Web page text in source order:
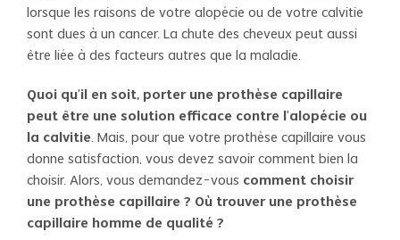
lorsque les raisons de votre alopécie ou de votre calvitie
sont dues à un cancer. La chute des cheveux peut aussi
être liée à des facteurs autres que la maladie.
Quoi qu’il en soit, porter une prothèse capillaire
peut être une solution efficace contre l’alopécie ou
la calvitie. Mais, pour que votre prothèse capillaire vous
donne satisfaction, vous devez savoir comment bien la
choisir. Alors, vous demandez-vous comment choisir
une prothèse capillaire ? Où trouver une prothèse
capillaire homme de qualité ?